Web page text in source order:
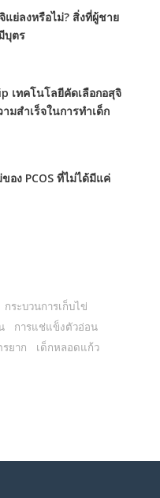
ย่ลงหรือไม่? สิ่งที่ผู้ชาย
บุตร
เทคโนโลยีคัดเลือกอสุจิ
มสำเร็จในการทำเด็ก
อง PCOS ที่ไม่ได้มีแค่
กระบวนการเก็บไข่
การแช่แข็งตัวอ่อน
ยาก เด็กหลอดแก้ว